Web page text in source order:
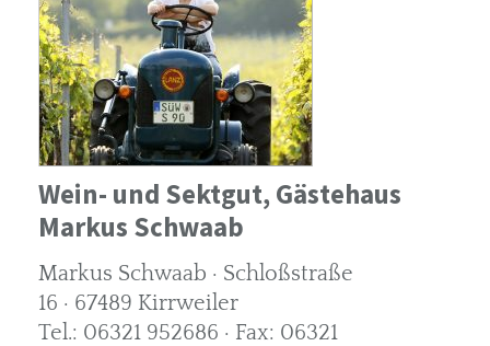
Wein- und Sektgut, Gästehaus
Markus Schwaab
Markus Schwaab · Schloßstraße
16 · 67489 Kirrweiler
Tel.: 06321 952686 · Fax: 06321